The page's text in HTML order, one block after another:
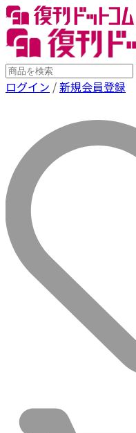
ログイン /新規会員登録